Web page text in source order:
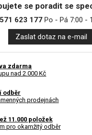
se poradit se
623 177Po - Pá 7:00 -
Zaslat dotaz na e-mail
zdarma
nad 2.000 Kč
odběr
prodejnách
11.000 položek
pro okamžitý odběr